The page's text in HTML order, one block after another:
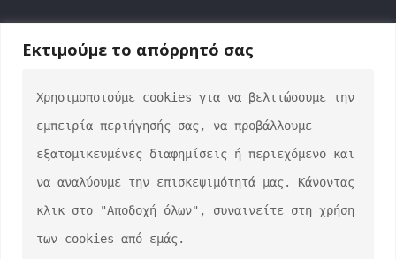
Εκτιμούμε το απόρρητό σας
Χρησιμοποιούμε cookies για να βελτιώσουμε την
εμπειρία περιήγησής σας, να προβάλλουμε
εξατομικευμένες διαφημίσεις ή περιεχόμενο και
να αναλύουμε την επισκεψιμότητά μας. Κάνοντας
κλικ στο "Αποδοχή όλων", συναινείτε στη χρήση
των cookies από εμάς.
ΕΠΙΚΟΙΝΩΝΙΑ
info@auto-verse.gr
2108317227
Δευτέρα - Παρασκευή 09:00 - 17:00
Σάββατο 10:00 - 15:00